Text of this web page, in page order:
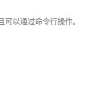
以通过命令行操作。